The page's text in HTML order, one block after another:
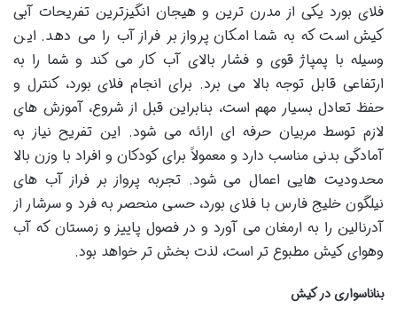
فلای بورد یکی از مدرن ترین و هیجان انگیزترین تفریحات آبی
کیش است که به شما امکان پرواز بر فراز آب را می دهد. این
وسیله با پمپاژ قوی و فشار بالای آب کار می کند و شما را به
ارتفاعی قابل توجه بالا می برد. برای انجام فلای بورد، کنترل و
حفظ تعادل بسیار مهم است، بنابراین قبل از شروع، آموزش های
لازم توسط مربیان حرفه ای ارائه می شود. این تفریح نیاز به
آمادگی بدنی مناسب دارد و معمولاً برای کودکان و افراد با وزن بالا
محدودیت هایی اعمال می شود. تجربه پرواز بر فراز آب های
نیلگون خلیج فارس با فلای بورد، حسی منحصر به فرد و سرشار از
آدرنالین را به ارمغان می آورد و در فصول پاییز و زمستان که آب
وهوای کیش مطبوع تر است، لذت بخش تر خواهد بود.
بناناسواری در کیش